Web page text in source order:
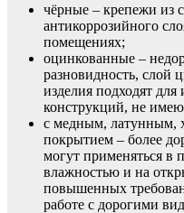
чёрные – крепежи из
антикоррозийного
помещениях;
оцинкованные –
разновидность, слой
изделия подходят для
конструкций, не
с медным, латунным,
покрытием – более
могут применяться
влажностью и на
повышенных
работе с дорогими